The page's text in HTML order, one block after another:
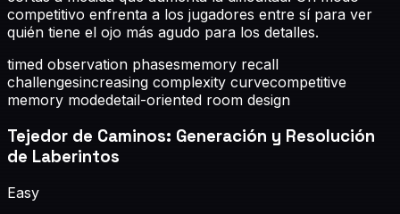
competitivo enfrenta a los jugadores entre sí para ver
quién tiene el ojo más agudo para los detalles.
timed observation phasesmemory recall
challengesincreasing complexity curvecompetitive
memory modedetail-oriented room design
Tejedor de Caminos: Generación y Resolución
de Laberintos
Easy